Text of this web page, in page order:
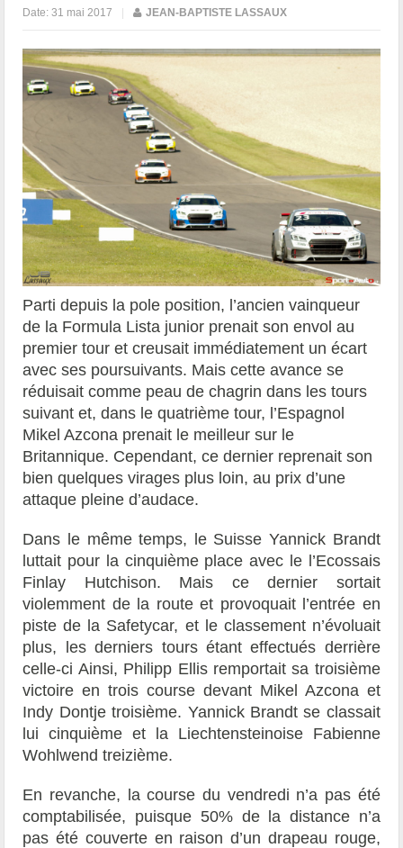
Date:31 mai 2017 | JEAN-BAPTISTE LASSAUX
Parti depuis la pole position, l’ancien vainqueur
de la Formula Lista junior prenait son envol au
premier tour et creusait immédiatement un écart
avec ses poursuivants. Mais cette avance se
réduisait comme peau de chagrin dans les tours
suivant et, dans le quatrième tour, l’Espagnol
Mikel Azcona prenait le meilleur sur le
Britannique. Cependant, ce dernier reprenait son
bien quelques virages plus loin, au prix d’une
attaque pleine d’audace.
Dans le même temps, le Suisse Yannick Brandt
luttait pour la cinquième place avec le l’Ecossais
Finlay Hutchison. Mais ce dernier sortait
violemment de la route et provoquait l’entrée en
piste de la Safetycar, et le classement n’évoluait
plus, les derniers tours étant effectués derrière
celle-ci Ainsi, Philipp Ellis remportait sa troisième
victoire en trois course devant Mikel Azcona et
Indy Dontje troisième. Yannick Brandt se classait
lui cinquième et la Liechtensteinoise Fabienne
Wohlwend treizième.
En revanche, la course du vendredi n’a pas été
comptabilisée, puisque 50% de la distance n’a
pas été couverte en raison d’un drapeau rouge,